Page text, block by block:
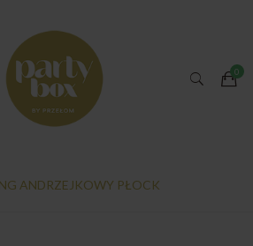
ANDRZEJKOWY PŁOCK